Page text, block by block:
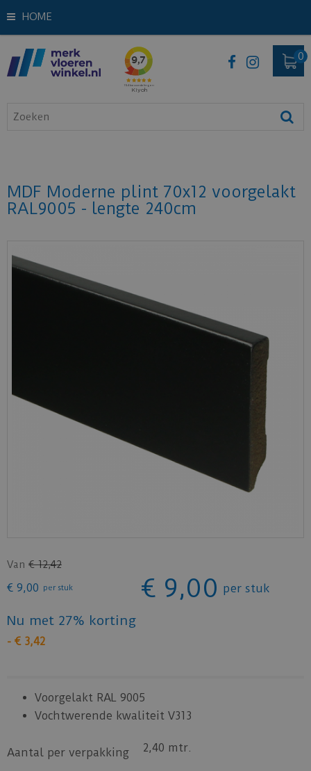
HOME
MDF Moderne plint 70x12 voorgelakt
RAL9005 - lengte 240cm
Van € 12,42
€ 9,00 per stuk € 9,00 per stuk
Nu met 27% korting
- € 3,42
Voorgelakt RAL 9005
Vochtwerende kwaliteit V313
Aantal per verpakking 2,40 mtr.